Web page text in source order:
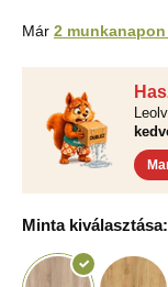
Minta kiválasztása:
Már 2 munkanapon